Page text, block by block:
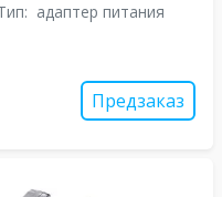
адаптер питания
Предзаказ